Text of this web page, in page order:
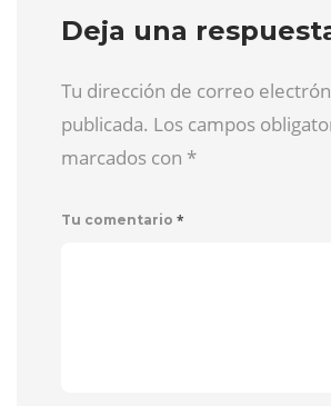
Deja una
Tu dirección de correo
publicada. Los campos
marcados con *
Tu comentario *